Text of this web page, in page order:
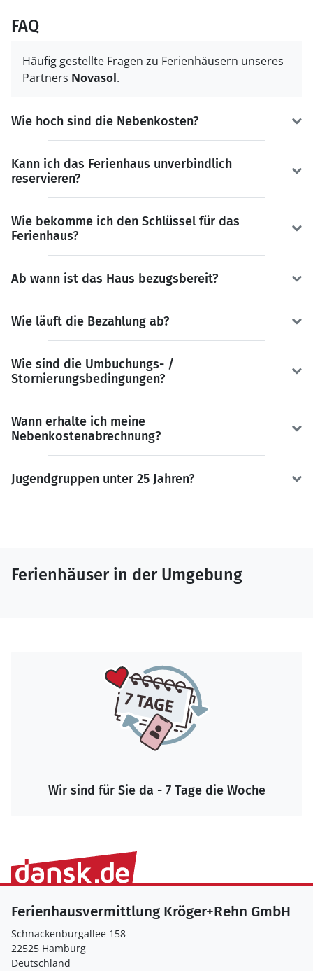
FAQ
Häufig gestellte Fragen zu Ferienhäusern unseres
Partners Novasol.
Wie hoch sind die Nebenkosten?
Kann ich das Ferienhaus unverbindlich
reservieren?
Wie bekomme ich den Schlüssel für das
Ferienhaus?
Ab wann ist das Haus bezugsbereit?
Wie läuft die Bezahlung ab?
Wie sind die Umbuchungs- /
Stornierungsbedingungen?
Wann erhalte ich meine
Nebenkostenabrechnung?
Jugendgruppen unter 25 Jahren?
Ferienhäuser in der Umgebung
Wir sind für Sie da - 7 Tage die Woche
Ferienhausvermittlung Kröger+Rehn GmbH
Schnackenburgallee 158
22525 Hamburg
Deutschland